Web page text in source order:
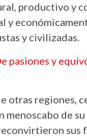
productivo y
y
y civilizadas.
pasiones y
otras regiones,
menoscabo de
sus